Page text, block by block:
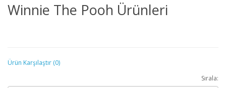
Winnie The Pooh Ürünleri
Ürün Karşılaştır (0)
Sırala: